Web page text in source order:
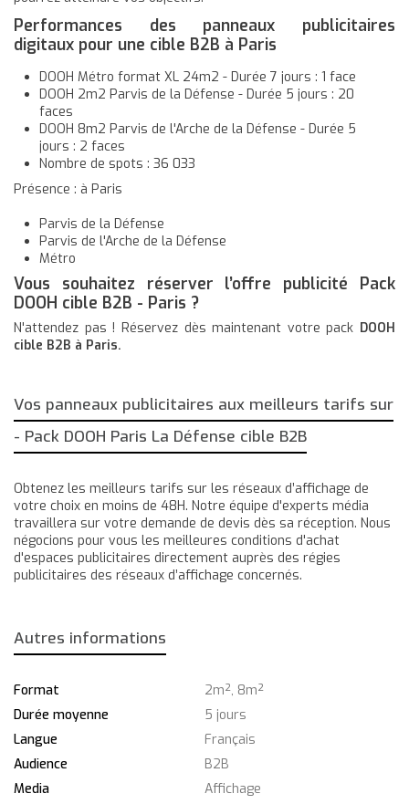
Performances des panneaux publicitaires
digitaux pour une cible B2B à Paris
DOOH Métro format XL 24m2 - Durée 7 jours : 1 face
DOOH 2m2 Parvis de la Défense - Durée 5 jours : 20
faces
DOOH 8m2 Parvis de l'Arche de la Défense - Durée 5
jours : 2 faces
Nombre de spots : 36 033
Présence : à Paris
Parvis de la Défense
Parvis de l'Arche de la Défense
Métro
Vous souhaitez réserver l’offre publicité Pack
DOOH cible B2B - Paris ?
N'attendez pas ! Réservez dès maintenant votre pack DOOH
cible B2B à Paris.
Vos panneaux publicitaires aux meilleurs tarifs sur
- Pack DOOH Paris La Défense cible B2B
Obtenez les meilleurs tarifs sur les réseaux d’affichage de
votre choix en moins de 48H. Notre équipe d'experts média
travaillera sur votre demande de devis dès sa réception. Nous
négocions pour vous les meilleures conditions d'achat
d'espaces publicitaires directement auprès des régies
publicitaires des réseaux d’affichage concernés.
Autres informations
Format
2m², 8m²
Durée moyenne
5 jours
Langue
Français
Audience
B2B
Media
Affichage